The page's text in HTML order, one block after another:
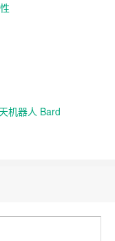
机器人 Bard